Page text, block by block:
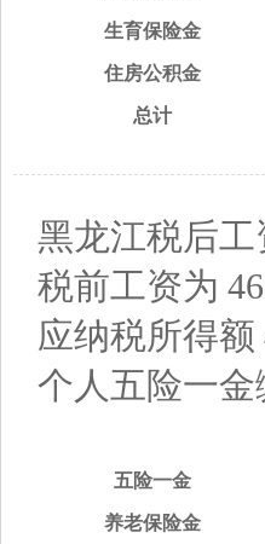
生育保险金
住房公积金
总计
黑龙江税后工
税前工资为
应纳税所得额
个人五险一金
五险一金
养老保险金